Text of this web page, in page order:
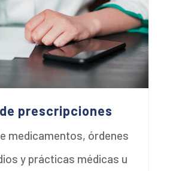
prescripciones
medicamentos, órdenes
y prácticas médicas u